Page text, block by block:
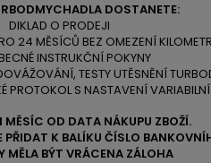
DOSTANETE:
DIKLAD O PRODEJI
24 MĚSÍCŮ BEZ OMEZENÍ
INSTRUKČNÍ POKYNY
TESTY UTĚSNĚNÍ
PROTOKOL S NASTAVENÍ
MĚSÍC OD DATA NÁKUPU ZBOŽÍ.
PŘIDAT K BALÍKU ČÍSLO
MĚLA BÝT VRÁCENA ZÁLOHA